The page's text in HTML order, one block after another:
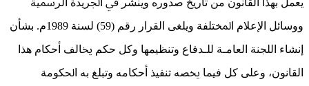
ﻳﻌﻤﻞ بهذا ﺍﻟﻘﺎﻧﻮﻥ ﻣﻦ ﺗﺎﺭﻳﺦ ﺻﺪﻭﺭﻩ ﻭﻳﻨﺸﺮ ﰲ ﺍﳉﺮﻳﺪﺓ ﺍﻟﺮﲰﻴﺔ
ﻭﻭﺳﺎﺋﻞ ﺍﻹﻋﻼﻡ ﺍﳌﺨﺘﻠﻔﺔ ﻭﻳﻠﻐﻰ ﺍﻟﻘﺮﺍﺭ ﺭﻗﻢ (59) ﻟﺴﻨﺔ 1989ﻡ. ﺑﺸﺄﻥ
ﺇﻧﺸﺎﺀ ﺍﻟﻠﺠﻨﺔ ﺍﻟﻌﺎﻣـﺔ ﻟﻠـﺪﻓﺎﻉ ﻭﺗﻨﻈﻴﻤﻬﺎ ﻭﻛﻞ ﺣﻜﻢ ﳜﺎﻟﻒ ﺃﺣﻜﺎﻡ ﻫﺬﺍ
ﺍﻟﻘﺎﻧﻮﻥ، ﻭﻋﻠﻰ ﻛﻞ ﻓﻴﻤﺎ ﳜﺼﻪ ﺗﻨﻔﻴﺬ ﺃﺣﻜﺎﻣﻪ ﻭﺗﺒﻠﻎ ﺑﻪ ﺍﳊﻜﻮﻣﺔ